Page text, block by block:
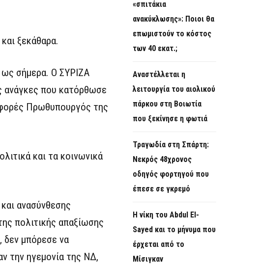
ξεκάθαρα.
σήμερα. Ο ΣΥΡΙΖΑ
ανάγκες που κατόρθωσε
Πρωθυπουργός της
και τα κοινωνικά
ανασύνθεσης
πολιτικής απαξίωσης
δεν μπόρεσε να
την ηγεμονία της ΝΔ,
«σπιτάκια
ανακύκλωσης»: Ποιοι θα
επωμιστούν το κόστος
των 40 εκατ.;
Αναστέλλεται η
λειτουργία του αιολικού
πάρκου στη Βοιωτία
που ξεκίνησε η φωτιά
Τραγωδία στη Σπάρτη:
Νεκρός 48χρονος
οδηγός φορτηγού που
έπεσε σε γκρεμό
Η νίκη του Abdul El-
Sayed και το μήνυμα που
έρχεται από το
Μίσιγκαν